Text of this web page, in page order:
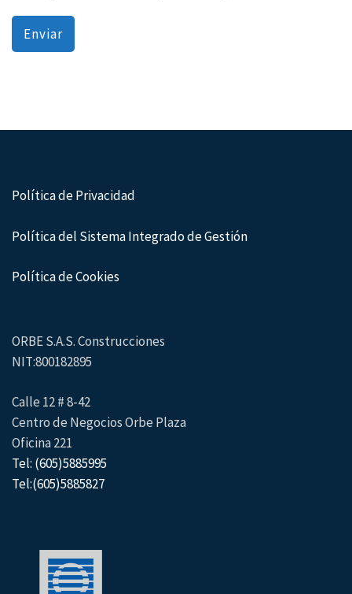
Enviar
Política de Privacidad
Política del Sistema Integrado de Gestión
Política de Cookies
ORBE S.A.S. Construcciones
NIT:800182895
Calle 12 # 8-42
Centro de Negocios Orbe Plaza
Oficina 221
Tel: (605)5885995
Tel:(605)5885827